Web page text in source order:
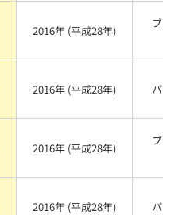
2016年 (平成28年)
ブラ
2016年 (平成28年) パール
2016年 (平成28年)
ブラ
2016年 (平成28年) パール